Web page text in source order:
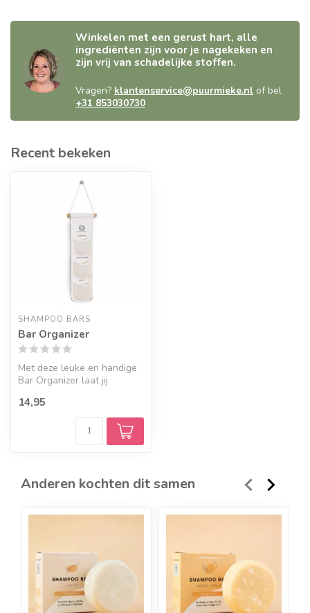
Winkelen met een gerust hart, alle
ingrediënten zijn voor je nagekeken en
zijn vrij van schadelijke stoffen.
Vragen? klantenservice@puurmieke.nl of bel
+31 853030730
Recent bekeken
SHAMPOO BARS
Bar Organizer
Met deze leuke en handige
Bar Organizer laat jij
Bars dro...
14,95
Anderen kochten dit samen